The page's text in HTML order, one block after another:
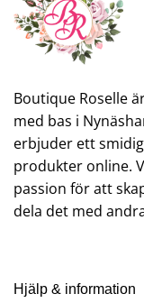
Boutique Roselle
med bas i
erbjuder ett
produkter online.
passion för att
dela det med
Hjälp & information